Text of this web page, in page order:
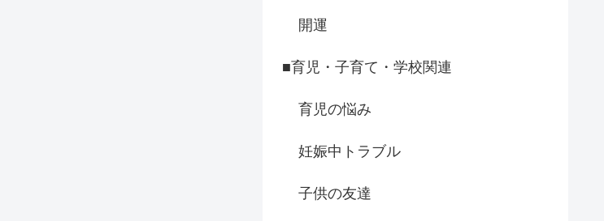
開運
■育児・子育て・学校関連
育児の悩み
妊娠中トラブル
子供の友達